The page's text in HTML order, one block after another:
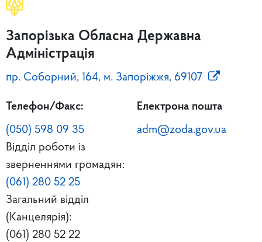
Запорізька Обласна Державна
Адміністрація
пр. Соборний, 164, м. Запоріжжя, 69107
Телефон/Факс:
(050) 598 09 35
Відділ роботи із
зверненнями громадян:
(061) 280 52 25
Загальний відділ
(Канцелярія):
(061) 280 52 22
Електрона пошта
adm@zoda.gov.ua